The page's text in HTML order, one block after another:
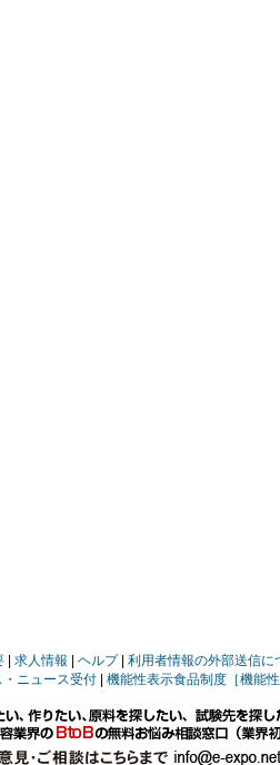
求人情報 ヘルプ 利用者情報の外部送信に
ニュース受付
機能性表示食品制度［機能性